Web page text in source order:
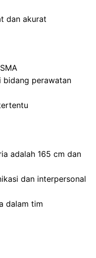
dan akurat
bidang perawatan
adalah 165 cm dan
dan interpersonal
dalam tim